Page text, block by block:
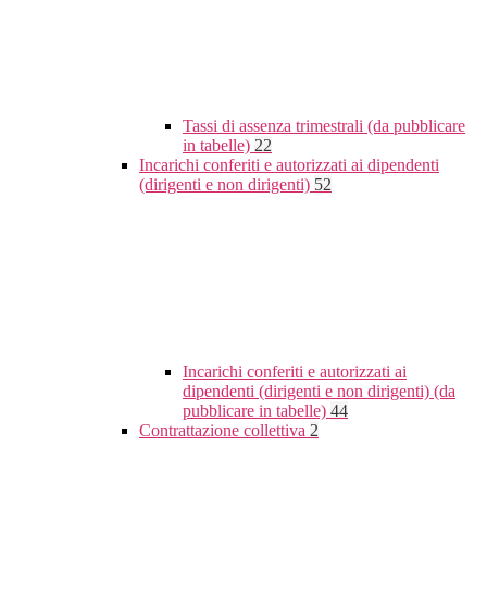
Tassi di assenza trimestrali (da pubblicare
in tabelle) 22
Incarichi conferiti e autorizzati ai dipendenti
(dirigenti e non dirigenti) 52
Incarichi conferiti e autorizzati ai
dipendenti (dirigenti e non dirigenti) (da
pubblicare in tabelle) 44
Contrattazione collettiva 2